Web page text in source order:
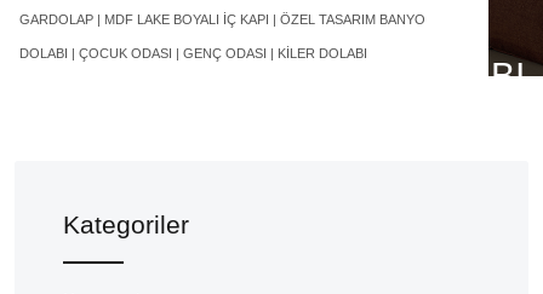
DOLABI | ÇOCUK ODASI |
GENÇ ODASI | KİLER DOLABI
GARDOLAP | MDF LAKE BOYALI İÇ KAPI | ÖZEL TASARIM BANYO
DOLABI | ÇOCUK ODASI | GENÇ ODASI | KİLER DOLABI
Kategoriler